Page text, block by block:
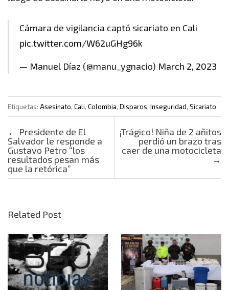
Cámara de vigilancia captó sicariato en Cali
pic.twitter.com/W62uGHg96k
— Manuel Díaz (@manu_ygnacio) March 2, 2023
Etiquetas: Asesinato, Cali, Colombia, Disparos, Inseguridad, Sicariato
Post navigation
← Presidente de El
Salvador le responde a
Gustavo Petro “los
resultados pesan más
que la retórica”
¡Trágico! Niña de 2 añitos
perdió un brazo tras
caer de una motocicleta
→
Related Post